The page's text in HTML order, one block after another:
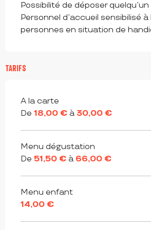
Possibilité de déposer
Personnel d’accueil sensibilisé à
personnes en situation de
TARIFS
Tarifs 2026
A la carte
De 18,00 € à 30,00 €
Menu dégustation
De 51,50 € à 66,00 €
Menu enfant
14,00 €